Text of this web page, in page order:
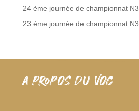
24 ème journée de championnat N3
23 ème journée de championnat N3
A PROPOS DU VOC